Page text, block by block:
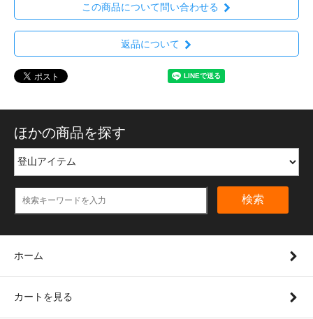
この商品について問い合わせる
返品について
ほかの商品を探す
検索
ホーム
カートを見る